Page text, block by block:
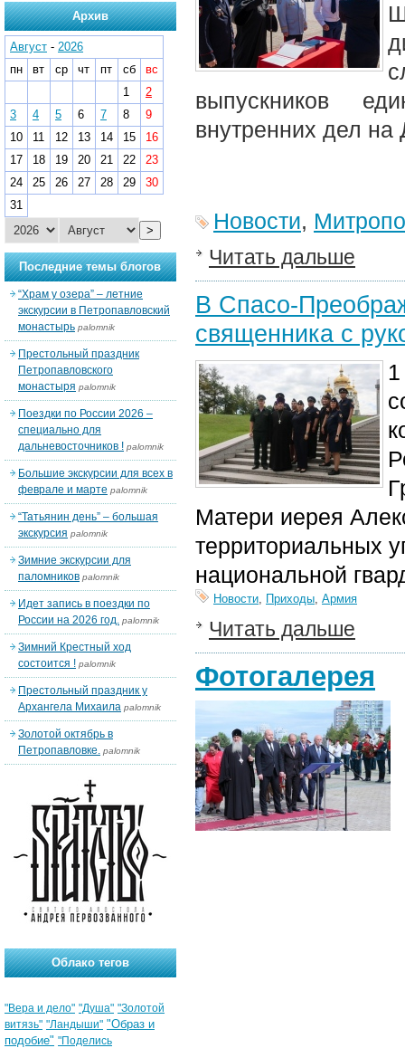
выпускников
внутренних дел
Новости,
Читать дальше
В Спасо-
священника с
Матери иерея
территориальных
национальной
Новости, Приходы, Армия
Читать дальше
Фотогалерея
Архив
Август - 2026
пн
вт ср чт пт сб
вс
1
2
3
4 5 6 7 8
9
10
11 12 13 14 15
16
17
18 19 20 21 22
23
24
25 26 27 28 29
30
31
>
Последние темы блогов
“Храм у озера” – летние
экскурсии в Петропавловский
монастырь palomnik
Престольный праздник
Петропавловского
монастыря palomnik
Поездки по России 2026 –
специально для
дальневосточников ! palomnik
Большие экскурсии для всех в
феврале и марте palomnik
“Татьянин день” – большая
экскурсия palomnik
Зимние экскурсии для
паломников palomnik
Идет запись в поездки по
России на 2026 год. palomnik
Зимний Крестный ход
состоится ! palomnik
Престольный праздник у
Архангела Михаила palomnik
Золотой октябрь в
Петропавловке. palomnik
Облако тегов
"Вера и дело" "Душа" "Золотой
витязь" "Ландыши" "Образ и
подобие" "Поделись